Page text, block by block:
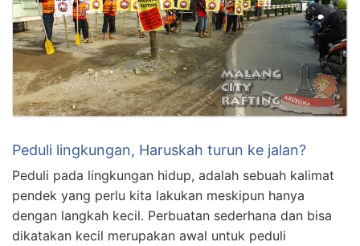
Peduli lingkungan, Haruskah turun ke jalan?
Peduli pada lingkungan hidup, adalah sebuah kalimat
pendek yang perlu kita lakukan meskipun hanya
dengan langkah kecil. Perbuatan sederhana dan bisa
dikatakan kecil merupakan awal untuk peduli